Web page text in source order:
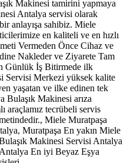
Makinesi tamirini yapmaya
Antalya servisi olarak
anlayışa sahibiz. Miele
en kaliteli ve en hızlı
Vermeden Önce Cihaz ve
Nakleder ve Ziyarete Tam
Günlük İş Bitirmede ilk
Servisi Merkezi yüksek kalite
yaşatan ve ilke edinen tek
Bulaşık Makinesi arıza
araçlamız tecrübeli servis
Miele Muratpaşa
Muratpaşa En yakın Miele
Makinesi Servisi Antalya
En iyi Beyaz Eşya